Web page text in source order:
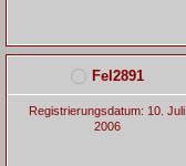
Fel2891
Registrierungsdatum: 10. Juli
2006